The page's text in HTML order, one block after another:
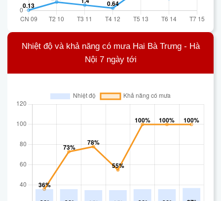
Nhiệt độ và khả năng có mưa Hai Bà Trưng - Hà
Nội 7 ngày tới